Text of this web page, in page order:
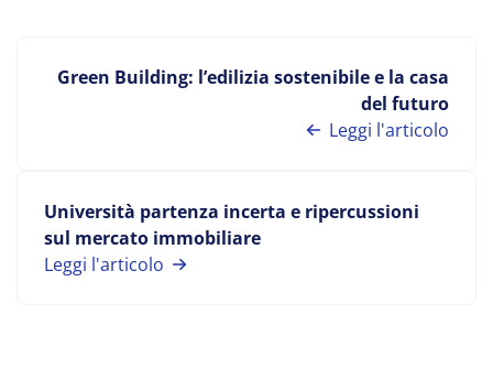
Green Building: l’edilizia sostenibile e la casa
del futuro
Leggi l'articolo
Università partenza incerta e ripercussioni
sul mercato immobiliare
Leggi l'articolo